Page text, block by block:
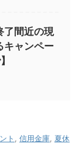
了間近の現
キャンペー
ト 信用金庫 夏休